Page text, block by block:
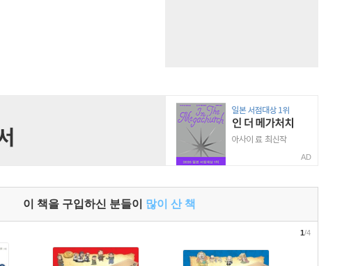
AD
이 책을 구입하신 분들이 많이 산 책
1/4